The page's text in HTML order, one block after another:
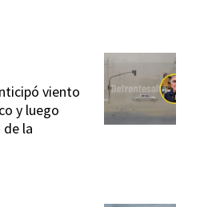
viento
y luego
de la